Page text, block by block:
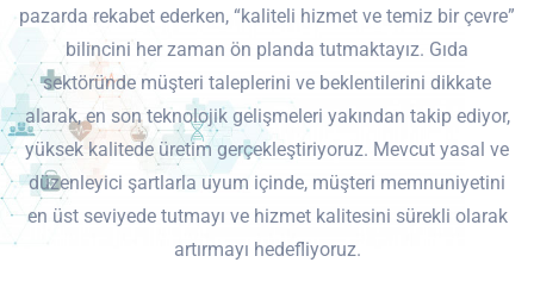
pazarda rekabet ederken, “kaliteli hizmet ve temiz bir çevre”
bilincini her zaman ön planda tutmaktayız. Gıda
sektöründe müşteri taleplerini ve beklentilerini dikkate
alarak, en son teknolojik gelişmeleri yakından takip ediyor,
yüksek kalitede üretim gerçekleştiriyoruz. Mevcut yasal ve
düzenleyici şartlarla uyum içinde, müşteri memnuniyetini
en üst seviyede tutmayı ve hizmet kalitesini sürekli olarak
artırmayı hedefliyoruz.